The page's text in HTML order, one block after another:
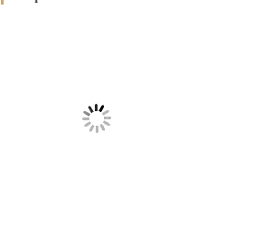
Родин
Справ Молоді та встановленя
складу Катихитичної Комісії